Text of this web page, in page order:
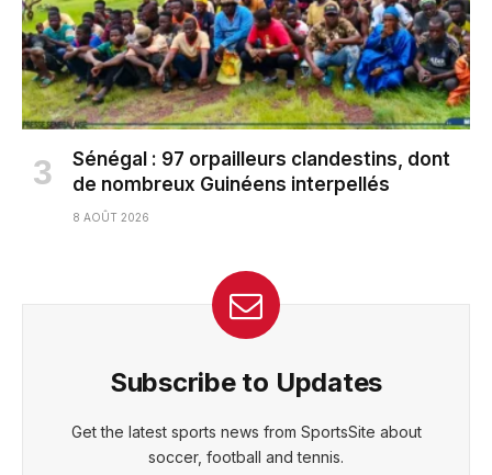
Sénégal : 97 orpailleurs clandestins, dont
de nombreux Guinéens interpellés
8 AOÛT 2026
Subscribe to Updates
Get the latest sports news from SportsSite about
soccer, football and tennis.